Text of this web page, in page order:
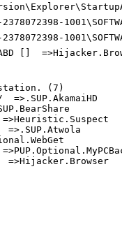
2378072398-
2378072398-
[]
(7)